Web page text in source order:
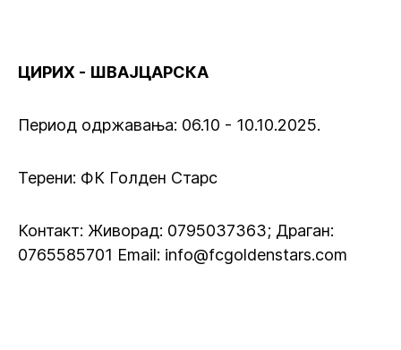
ЦИРИХ - ШВАЈЦАРСКА
Период одржавања: 06.10 - 10.10.2025.
Терени: ФК Голден Старс
Контакт: Живорад: 0795037363; Драган:
0765585701 Email: info@fcgoldenstars.com